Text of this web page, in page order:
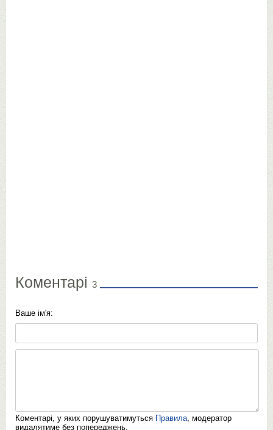
Коментарі 3
Ваше ім'я:
Коментарі, у яких порушуватимуться Правила, модератор
видалятиме без попереджень.